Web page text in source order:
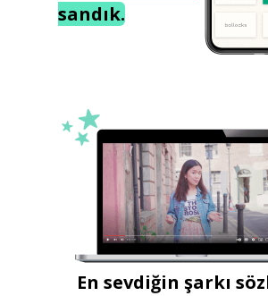
sandık.
En sevdiğin şarkı